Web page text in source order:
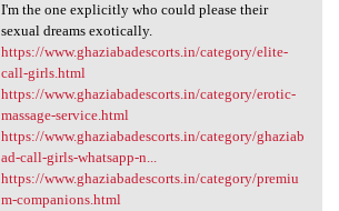
I'm the one explicitly who could please their
sexual dreams exotically.
https://www.ghaziabadescorts.in/category/elite-
call-girls.html
https://www.ghaziabadescorts.in/category/erotic-
massage-service.html
https://www.ghaziabadescorts.in/category/ghaziab
ad-call-girls-whatsapp-n...
https://www.ghaziabadescorts.in/category/premiu
m-companions.html